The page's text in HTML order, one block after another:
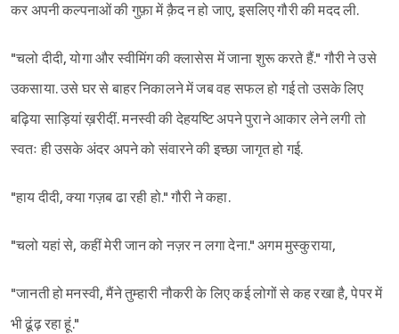
कर अपनी कल्पनाओं की गुफ़ा में क़ैद न हो जाए, इसलिए गौरी की मदद ली.
"चलो दीदी, योगा और स्वीमिंग की क्लासेस में जाना शुरू करते हैं." गौरी ने उसे
उकसाया. उसे घर से बाहर निकालने में जब वह सफल हो गई तो उसके लिए
बढ़िया साड़ियां ख़रीदीं. मनस्वी की देहयष्टि अपने पुराने आकार लेने लगी तो
स्वतः ही उसके अंदर अपने को संवारने की इच्छा जागृत हो गई.
"हाय दीदी, क्या गज़ब ढा रही हो." गौरी ने कहा.
"चलो यहां से, कहीं मेरी जान को नज़र न लगा देना." अगम मुस्कुराया,
"जानती हो मनस्वी, मैंने तुम्हारी नौकरी के लिए कई लोगों से कह रखा है, पेपर में
भी ढूंढ़ रहा हूं."